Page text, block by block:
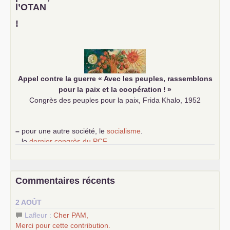
–un appel proposé aux partis communistes et ouvrier
d’Europe
–
l’OTAN
!
Appel contre la guerre « Avec les peuples, rassemblons
pour la paix et la coopération ! »
Congrès des peuples pour la paix, Frida Khalo, 1952
– pour une autre société, le socialisme
le dernier congrès du PCF
science sociale de notre temps
d’Europe
–lescinq chantiers pour contribuer au débat sur le projet
communiste
Commentaires récents
2 AOÛT
Lafleur : Cher PAM
Merci pour cette contribution.